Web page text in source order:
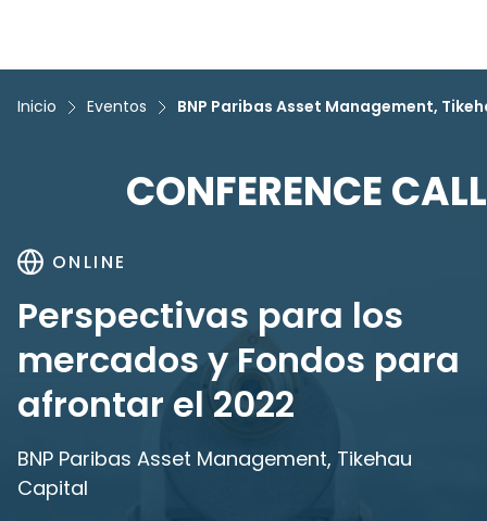
Inicio Eventos BNP Paribas Asset Management,
CONFERENCE CALL
ONLINE
Perspectivas para los
mercados y Fondos para
afrontar el 2022
BNP Paribas Asset Management, Tikehau
Capital